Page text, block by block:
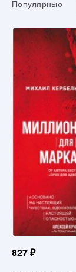
Популярные
827 ₽